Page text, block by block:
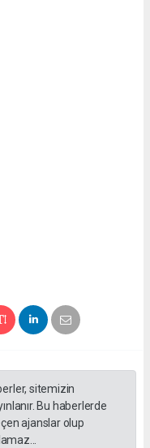
sitemizin
Bu haberlerde
ajanslar olup